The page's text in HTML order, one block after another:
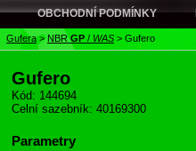
OBCHODNÍ PODMÍNKY
Gufera> NBRGP / WAS > Gufero
Gufero
Kód: 144694
Celní sazebník: 40169300
Parametry